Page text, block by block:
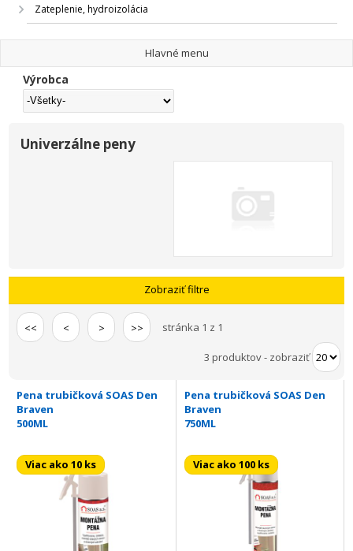
Zateplenie, hydroizolácia
Hlavné menu
Výrobca
Univerzálne peny
Zobraziť filtre
<< < > >> stránka 1 z 1
3 produktov- zobraziť
Pena trubičková SOAS Den
Braven
500ML
Viac ako 10 ks
Pena trubičková SOAS Den
Braven
750ML
Viac ako 100 ks